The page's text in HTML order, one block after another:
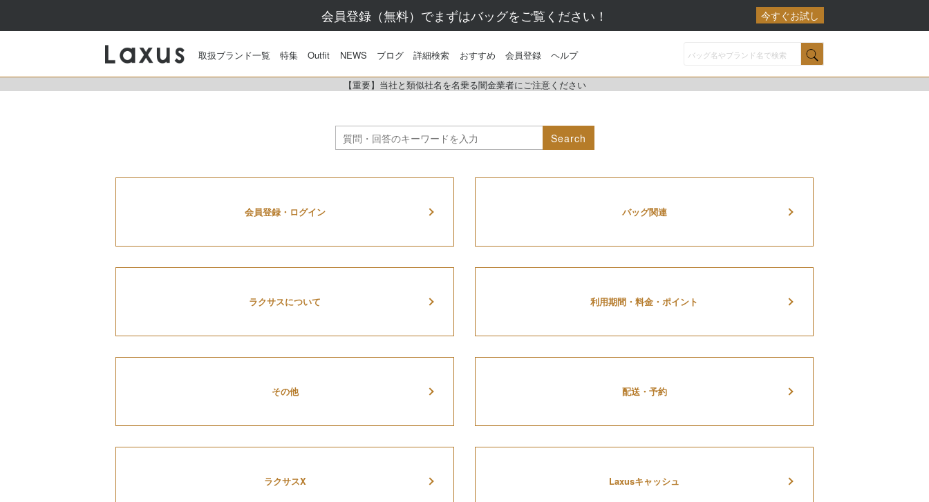
会員登録（無料）でまずはバッグをご覧ください！ 今すぐお試し
取扱ブランド一覧 特集 Outfit NEWS ブログ 詳細検索 おすすめ 会員登録 ヘルプ
【重要】当社と類似社名を名乗る闇金業者にご注意ください
Search
会員登録・ログイン バッグ関連
ラクサスについて 利用期間・料金・ポイント
その他 配送・予約
ラクサスX Laxusキャッシュ